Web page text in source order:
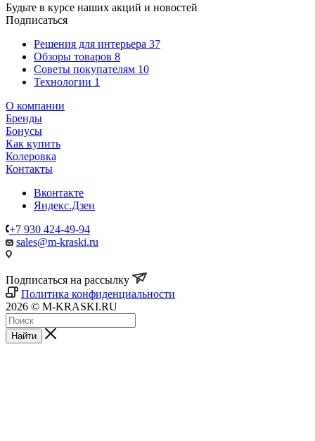
Будьте в курсе наших акций и новостей
Подписаться
Решения для интерьера 37
Обзоры товаров 8
Советы покупателям 10
Технологии 1
О компании
Бренды
Бонусы
Как купить
Колеровка
Контакты
Вконтакте
Яндекс.Дзен
+7 930 424-49-94
sales@m-kraski.ru
Подписаться на рассылку
Политика конфиденциальности
2026 © M-KRASKI.RU
Найти